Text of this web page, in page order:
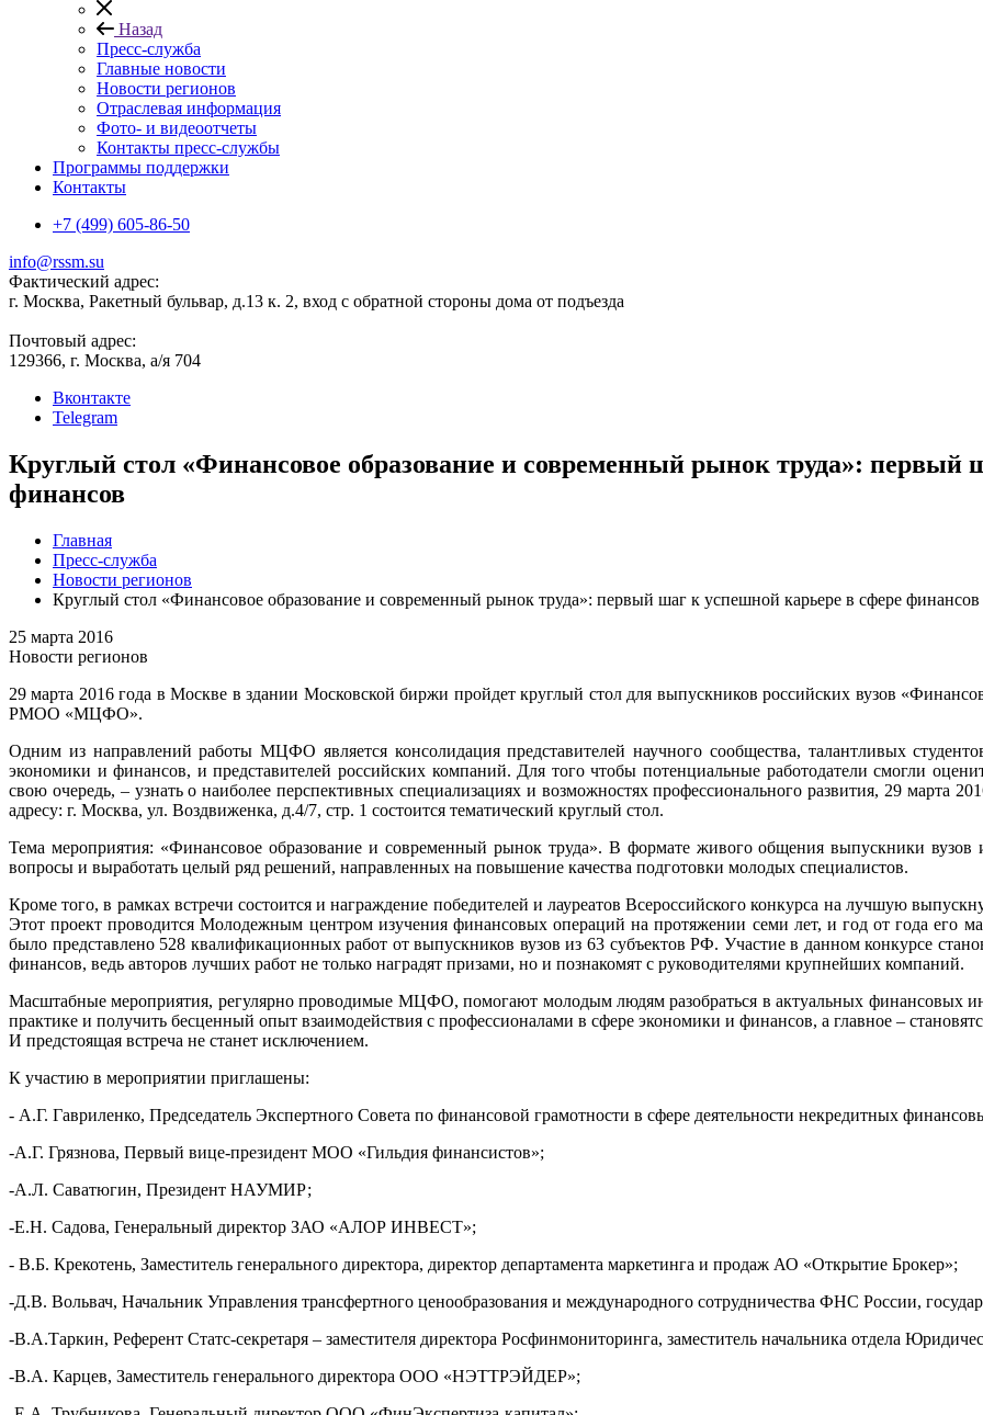
Назад
Пресс-служба
Главные новости
Новости регионов
Отраслевая информация
Фото- и видеоотчеты
Контакты пресс-службы
Программы поддержки
Контакты
+7 (499) 605-86-50
info@rssm.su
Фактический адрес:
г. Москва, Ракетный бульвар, д.13 к. 2, вход с обратной стороны дома от подъезда
Почтовый адрес:
129366, г. Москва, а/я 704
Вконтакте
Telegram
Круглый стол «Финансовое образование и современный рынок труда»: первый
финансов
Главная
Пресс-служба
Новости регионов
Круглый стол «Финансовое образование и современный рынок труда»: первый шаг к успешной карьере в сфере финансов
25 марта 2016
Новости регионов
29 марта 2016 года в Москве в здании Московской биржи пройдет круглый стол для выпускников российских вузов
РМОО «МЦФО».
Одним из направлений работы МЦФО является консолидация представителей научного сообщества, талантливых
экономики и финансов, и представителей российских компаний. Для того чтобы потенциальные работодатели смогли
свою очередь, – узнать о наиболее перспективных специализациях и возможностях профессионального развития, 29 марта
адресу: г. Москва, ул. Воздвиженка, д.4/7, стр. 1 состоится тематический круглый стол.
Тема мероприятия: «Финансовое образование и современный рынок труда». В формате живого общения выпускники вузов
вопросы и выработать целый ряд решений, направленных на повышение качества подготовки молодых специалистов.
Кроме того, в рамках встречи состоится и награждение победителей и лауреатов Всероссийского конкурса на лучшую
Этот проект проводится Молодежным центром изучения финансовых операций на протяжении семи лет, и год от года его
было представлено 528 квалификационных работ от выпускников вузов из 63 субъектов РФ. Участие в данном конкурсе
финансов, ведь авторов лучших работ не только наградят призами, но и познакомят с руководителями крупнейших компаний.
Масштабные мероприятия, регулярно проводимые МЦФО, помогают молодым людям разобраться в актуальных финансовых
практике и получить бесценный опыт взаимодействия с профессионалами в сфере экономики и финансов, а главное –
И предстоящая встреча не станет исключением.
К участию в мероприятии приглашены:
- А.Г. Гавриленко, Председатель Экспертного Совета по финансовой грамотности в сфере деятельности некредитных
-А.Г. Грязнова, Первый вице-президент МОО «Гильдия финансистов»;
-А.Л. Саватюгин, Президент НАУМИР;
-Е.Н. Садова, Генеральный директор ЗАО «АЛОР ИНВЕСТ»;
- В.Б. Крекотень, Заместитель генерального директора, директор департамента маркетинга и продаж АО «Открытие Брокер»;
-Д.В. Вольвач, Начальник Управления трансфертного ценообразования и международного сотрудничества ФНС России,
-В.А.Таркин, Референт Статс-секретаря – заместителя директора Росфинмониторинга, заместитель начальника отдела
-В.А. Карцев, Заместитель генерального директора ООО «НЭТТРЭЙДЕР»;